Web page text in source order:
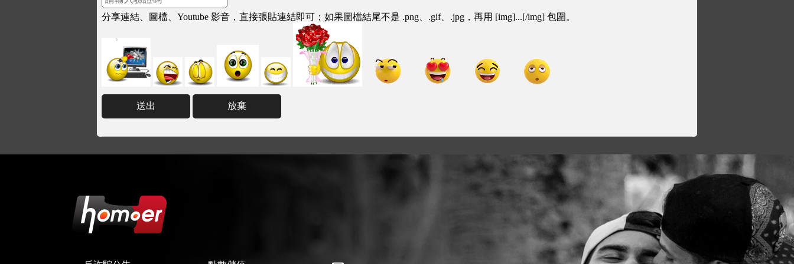
分享連結、圖檔、Youtube 影音，直接張貼連結即可；如果圖檔結尾不是 .png、.gif、.jpg，再用 [img]...[/img] 包圍。
送出 放棄